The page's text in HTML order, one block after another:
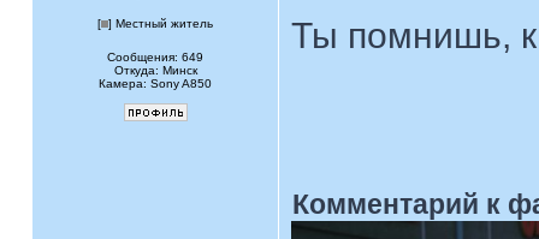
[ ] Местный житель
Сообщения: 649
Откуда: Минск
Камера: Sony A850
Ты помнишь,
Комментарий к